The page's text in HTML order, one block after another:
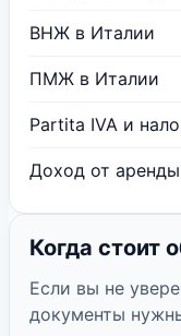
ВНЖ в Италии
ПМЖ в Италии
Partita IVA и
Доход от
Когда стоит
Если вы не
документы